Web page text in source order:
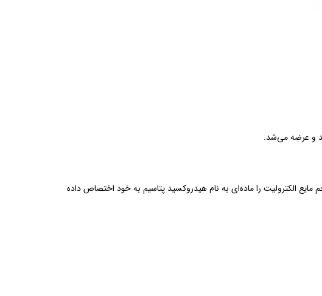
به میزان لازم محلول الکترولیت وجود دارد. در باتری‌های نیکل کادمیوم حدود ۲۰ الی ۴۰ درصد از حجم مایع الکترولیت را ماده‌ای به نام هیدروکسید پتاسیم به خود اختصاص داده